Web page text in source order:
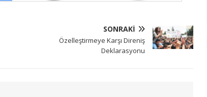
SONRAKI
Özelleştirmeye Karşı Direniş
Deklarasyonu